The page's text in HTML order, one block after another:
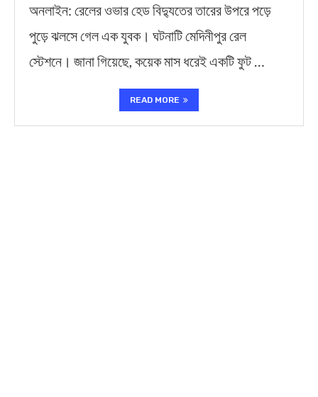
অনলাইন: রেলের ওভার হেড বিদ্যুতের তারের উপরে পড়ে
পুড়ে ঝলসে গেল এক যুবক। ঘটনাটি মেদিনীপুর রেল
স্টেশনে। জানা গিয়েছে, কয়েক মাস ধরেই একটি ফুট …
READ MORE